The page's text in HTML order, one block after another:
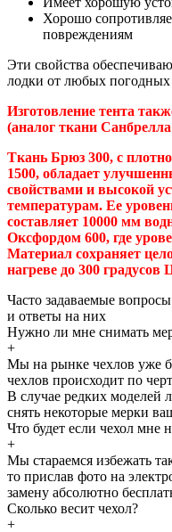
Хорошо
повреждениям
Эти свойства
лодки от любых погодных
Изготовление тента
(аналог ткани
Ткань Брюз 300, с
1500, обладает
свойствами и высокой
температурам. Ее
составляет 10000 мм
Оксфордом 600, где
Материал сохраняет
нагреве до 300 градусов
Часто задаваемые вопросы
и ответы на них
Нужно ли мне снимать
+
Мы на рынке чехлов уже
чехлов происходит по
В случае редких моделей
снять некоторые мерки
Что будет если чехол мне
+
Мы стараемся избежать
то прислав фото на
замену абсолютно
Сколько весит чехол?
+